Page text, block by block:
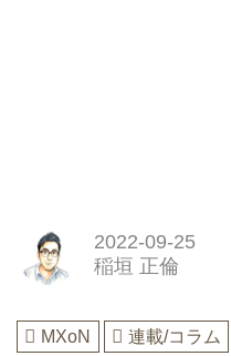
2022-09-25
稲垣 正倫
MXoN 連載/コラム